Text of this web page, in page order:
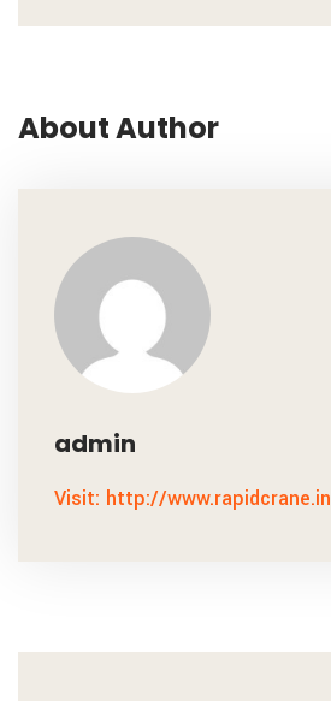
About Author
admin
Visit: http://www.rapidcrane.in